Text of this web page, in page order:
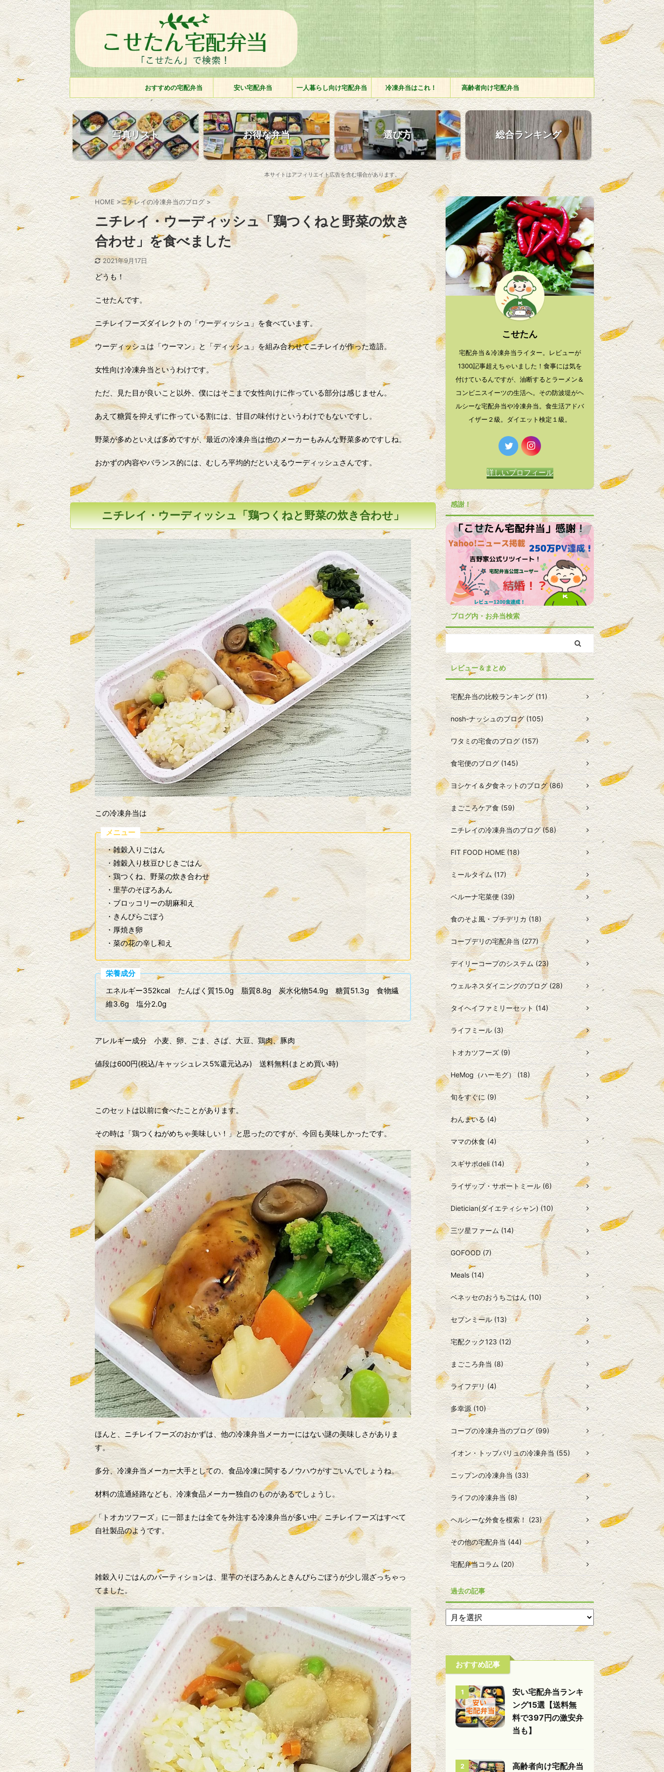
おすすめの宅配弁当 安い宅配弁当 一人暮らし向け宅配弁当 冷凍弁当はこれ！ 高齢者向け宅配弁当
写真リスト お得な弁当 選び方 総合ランキング
本サイトはアフィリエイト広告を含む場合があります。
HOME >ニチレイの冷凍弁当のブログ >
ニチレイ・ウーディッシュ「鶏つくねと野菜の炊き
合わせ」を食べました
2021年9月17日
どうも！
こせたんです。
ニチレイフーズダイレクトの「ウーディッシュ」を食べています。
ウーディッシュは「ウーマン」と「ディッシュ」を組み合わせてニチレイが作った造語。
女性向け冷凍弁当というわけです。
ただ、見た目が良いこと以外、僕にはそこまで女性向けに作っている部分は感じません。
あえて糖質を抑えずに作っている割には、甘目の味付けというわけでもないですし。
野菜が多めといえば多めですが、最近の冷凍弁当は他のメーカーもみんな野菜多めですしね。
おかずの内容やバランス的には、むしろ平均的だといえるウーディッシュさんです。
ニチレイ・ウーディッシュ「鶏つくねと野菜の炊き合わせ」
この冷凍弁当は
メニュー
・雑穀入りごはん
・雑穀入り枝豆ひじきごはん
・鶏つくね、野菜の炊き合わせ
・里芋のそぼろあん
・ブロッコリーの胡麻和え
・きんぴらごぼう
・厚焼き卵
・菜の花の辛し和え
栄養成分
エネルギー352kcal たんぱく質15.0g 脂質8.8g 炭水化物54.9g 糖質51.3g 食物繊
維3.6g 塩分2.0g
アレルギー成分 小麦、卵、ごま、さば、大豆、鶏肉、豚肉
値段は600円(税込/キャッシュレス5%還元込み) 送料無料(まとめ買い時)
このセットは以前に食べたことがあります。
その時は「鶏つくねがめちゃ美味しい！」と思ったのですが、今回も美味しかったです。
ほんと、ニチレイフーズのおかずは、他の冷凍弁当メーカーにはない謎の美味しさがありま
す。
多分、冷凍弁当メーカー大手としての、食品冷凍に関するノウハウがすごいんでしょうね。
材料の流通経路なども、冷凍食品メーカー独自のものがあるでしょうし。
「トオカツフーズ」に一部または全てを外注する冷凍弁当が多い中、ニチレイフーズはすべて
自社製品のようです。
雑穀入りごはんのパーティションは、里芋のそぼろあんときんぴらごぼうが少し混ざっちゃっ
てました。
こせたん
宅配弁当＆冷凍弁当ライター。レビューが
1300記事超えちゃいました！食事には気を
付けているんですが、油断するとラーメン＆
コンビニスイーツの生活へ。その防波堤がヘ
ルシーな宅配弁当や冷凍弁当。食生活アドバ
イザー２級。ダイエット検定１級。
詳しいプロフィール
感謝！
ブログ内・お弁当検索
レビュー＆まとめ
宅配弁当の比較ランキング (11)
nosh-ナッシュのブログ (105)
ワタミの宅食のブログ (157)
食宅便のブログ (145)
ヨシケイ＆夕食ネットのブログ (86)
まごころケア食 (59)
ニチレイの冷凍弁当のブログ (58)
FIT FOOD HOME (18)
ミールタイム (17)
ベルーナ宅菜便 (39)
食のそよ風・プチデリカ (18)
コープデリの宅配弁当 (277)
デイリーコープのシステム (23)
ウェルネスダイニングのブログ (28)
タイヘイファミリーセット (14)
ライフミール (3)
トオカツフーズ (9)
HeMog（ハーモグ） (18)
旬をすぐに (9)
わんまいる (4)
ママの休食 (4)
スギサポdeli (14)
ライザップ・サポートミール (6)
Dietician(ダイエティシャン) (10)
三ツ星ファーム (14)
GOFOOD (7)
Meals (14)
ベネッセのおうちごはん (10)
セブンミール (13)
宅配クック123 (12)
まごころ弁当 (8)
ライフデリ (4)
多幸源 (10)
コープの冷凍弁当のブログ (99)
イオン・トップバリュの冷凍弁当 (55)
ニップンの冷凍弁当 (33)
ライフの冷凍弁当 (8)
ヘルシーな外食を模索！ (23)
その他の宅配弁当 (44)
宅配弁当コラム (20)
過去の記事
おすすめ記事
1
安い宅配弁当ランキ
ング15選【送料無
料で397円の激安弁
当も】
2 高齢者向け宅配弁当